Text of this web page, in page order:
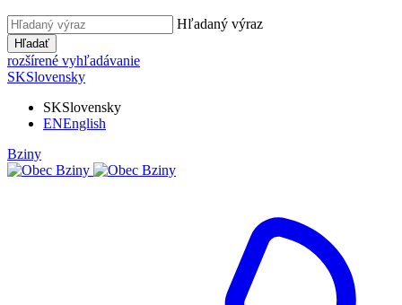
Hľadaný výraz
Hľadať
rozšírené vyhľadávanie
SKSlovensky
SKSlovensky
ENEnglish
Bziny